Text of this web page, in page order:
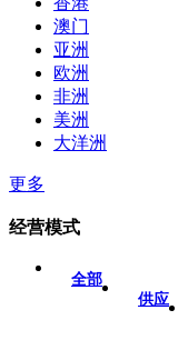
澳门
亚洲
欧洲
非洲
美洲
大洋洲
更多
经营模式
全部
供应